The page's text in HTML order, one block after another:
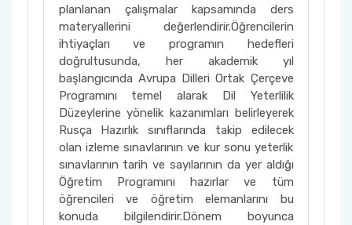
planlanan çalışmalar kapsamında ders
materyallerini değerlendirir.Öğrencilerin
ihtiyaçları ve programın hedefleri
doğrultusunda, her akademik yıl
başlangıcında Avrupa Dilleri Ortak Çerçeve
Programını temel alarak Dil Yeterlilik
Düzeylerine yönelik kazanımları belirleyerek
Rusça Hazırlık sınıflarında takip edilecek
olan izleme sınavlarının ve kur sonu yeterlik
sınavlarının tarih ve sayılarının da yer aldığı
Öğretim Programını hazırlar ve tüm
öğrencileri ve öğretim elemanlarını bu
konuda bilgilendirir.Dönem boyunca